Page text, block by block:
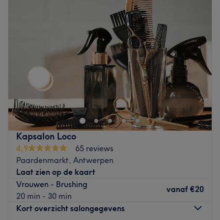
09:00
09:00
09:00
09:00 –17:00
Gesloten
Eigenaar Metodi is trots op zijn stijlvolle salon in het hart
van het ‘Eilandje’ in Antwerpen. Hij krijgt energie van
mooi haar en voorziet zowel mannen als vrouwen van een
fris, nieuw kapsel. Droom je van lange, weelderige
lokken? Dan ben je hier ook aan het juiste adres. N’hair:g
is extension specialist en werkt met puur, onbehandeld
Braziliaans haar. Producten in de salon zijn van het
Australische merk EVO Hair.
Kapsalon Loco
4,9
65 reviews
Paardenmarkt, Antwerpen
Laat zien op de kaart
Vrouwen - Brushing
20 min - 30 min
vanaf €20
Kort overzicht salongegevens